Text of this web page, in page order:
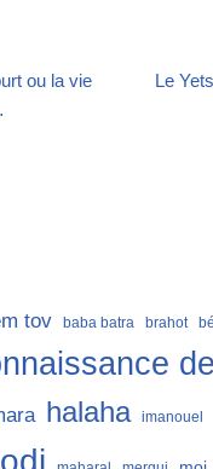
ou la vie
Le
tov baba batra brahot
halaha imanouel